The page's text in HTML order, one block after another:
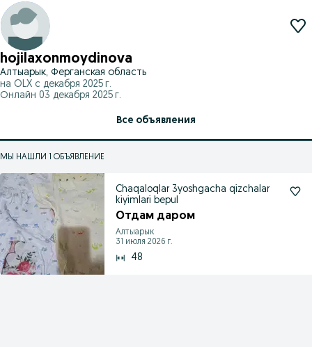
hojilaxonmoydinova
Алтыарык, Ферганская область
на OLX с декабря 2025 г.
Онлайн 03 декабря 2025 г.
Все объявления
МЫ НАШЛИ 1 ОБЪЯВЛЕНИЕ
Chaqaloqlar 3yoshgacha qizchalar
kiyimlari bepul
Отдам даром
Алтыарык
31 июля 2026 г.
48